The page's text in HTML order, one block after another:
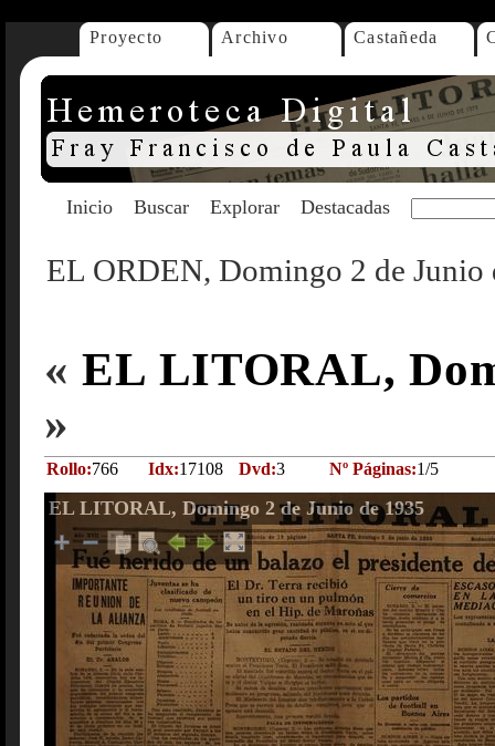
Proyecto Archivo Castañeda
Inicio Buscar Explorar Destacadas
EL ORDEN, Domingo 2 de Junio
« EL LITORAL,
»
Rollo:766 Idx:17108 Dvd:3 Nº Páginas:1/5
EL LITORAL, Domingo 2 de Junio de 1935